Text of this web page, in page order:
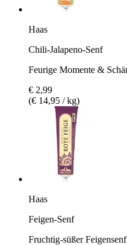
Haas
Chili-Jalapeno-Senf
Feurige Momente &
€ 2,99
(€ 14,95 / kg)
Haas
Feigen-Senf
Fruchtig-süßer